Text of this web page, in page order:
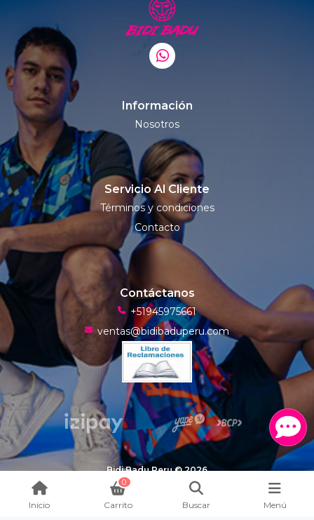
Información
Nosotros
Servicio Al Cliente
Términos y condiciones
Contacto
Contáctanos
+51945975661
ventas@bidibaduperu.com
Bidi Badu Peru © 2026
¿Te gusta mi tienda? Yo vendo con
Inicio
0
Carrito Buscar Menú